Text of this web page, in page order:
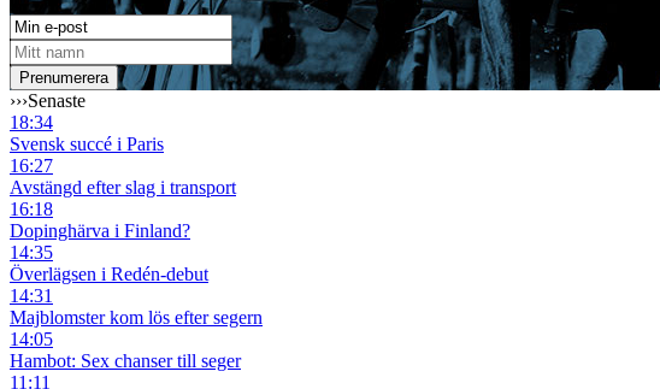
›››Senaste
18:34
Svensk succé i Paris
16:27
Avstängd efter slag i transport
16:18
Dopinghärva i Finland?
14:35
Överlägsen i Redén-debut
14:31
Majblomster kom lös efter segern
14:05
Hambot: Sex chanser till seger
11:11